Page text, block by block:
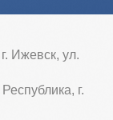
Ижевск, ул.
г.